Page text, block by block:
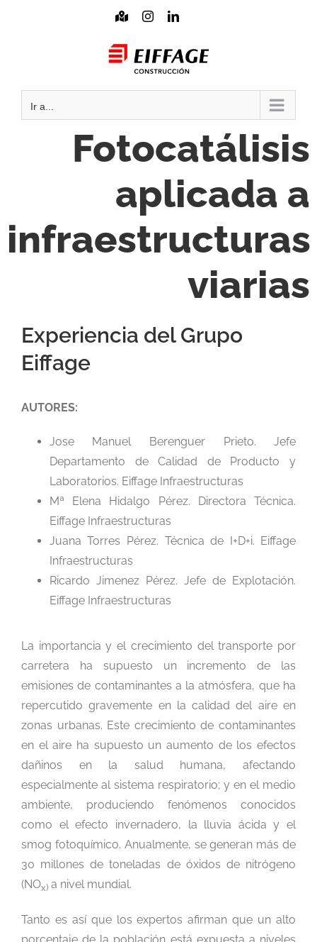
MapaInstagramLinkedIn
Ir a...
Fotocatálisis
aplicada a
infraestructuras
viarias
Experiencia del Grupo
Eiffage
AUTORES:
Jose Manuel Berenguer Prieto. Jefe
Departamento de Calidad de Producto y
Laboratorios. Eiffage Infraestructuras
Mª Elena Hidalgo Pérez. Directora Técnica.
Eiffage Infraestructuras
Juana Torres Pérez. Técnica de I+D+i. Eiffage
Infraestructuras
Ricardo Jimenez Pérez. Jefe de Explotación.
Eiffage Infraestructuras
La importancia y el crecimiento del transporte por
carretera ha supuesto un incremento de las
emisiones de contaminantes a la atmósfera, que ha
repercutido gravemente en la calidad del aire en
zonas urbanas. Este crecimiento de contaminantes
en el aire ha supuesto un aumento de los efectos
dañinos en la salud humana, afectando
especialmente al sistema respiratorio; y en el medio
ambiente, produciendo fenómenos conocidos
como el efecto invernadero, la lluvia ácida y el
smog fotoquímico. Anualmente, se generan más de
30 millones de toneladas de óxidos de nitrógeno
(NOx)a nivel mundial.
Tanto es así que los expertos afirman que un alto